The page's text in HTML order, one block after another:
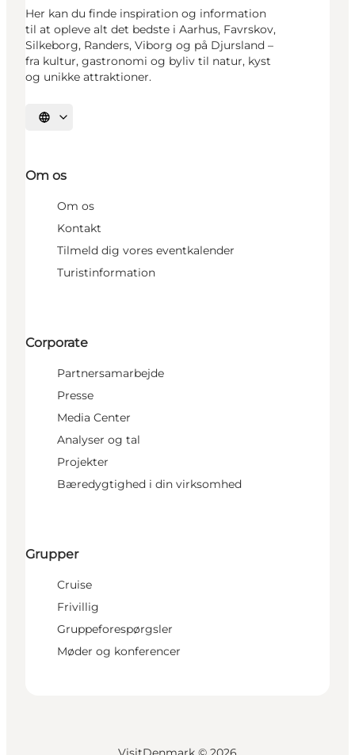
Her kan du finde inspiration og information
til at opleve alt det bedste i Aarhus, Favrskov,
Silkeborg, Randers, Viborg og på Djursland –
fra kultur, gastronomi og byliv til natur, kyst
og unikke attraktioner.
Vælg sprog
Om os
Om os
Kontakt
Tilmeld dig vores eventkalender
Turistinformation
Corporate
Partnersamarbejde
Presse
Media Center
Analyser og tal
Projekter
Bæredygtighed i din virksomhed
Grupper
Cruise
Frivillig
Gruppeforespørgsler
Møder og konferencer